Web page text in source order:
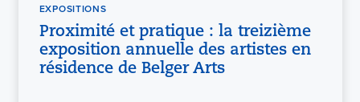
EXPOSITIONS
Proximité et pratique : la treizième
exposition annuelle des artistes en
résidence de Belger Arts